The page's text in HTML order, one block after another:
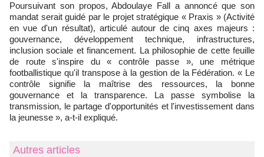
Poursuivant son propos, Abdoulaye Fall a annoncé que son
mandat serait guidé par le projet stratégique « Praxis » (Activité
en vue d'un résultat), articulé autour de cinq axes majeurs :
gouvernance, développement technique, infrastructures,
inclusion sociale et financement. La philosophie de cette feuille
de route s'inspire du « contrôle passe », une métrique
footballistique qu'il transpose à la gestion de la Fédération. « Le
contrôle signifie la maîtrise des ressources, la bonne
gouvernance et la transparence. La passe symbolise la
transmission, le partage d'opportunités et l'investissement dans
la jeunesse », a-t-il expliqué.
Autres articles